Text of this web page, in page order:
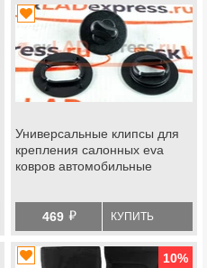
Универсальные клипсы для
крепления салонных eva
ковров автомобильные
469 й КУПИТЬ
10%